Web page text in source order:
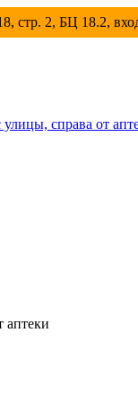
стр. 2, БЦ 18.2,
справа от
аптеки